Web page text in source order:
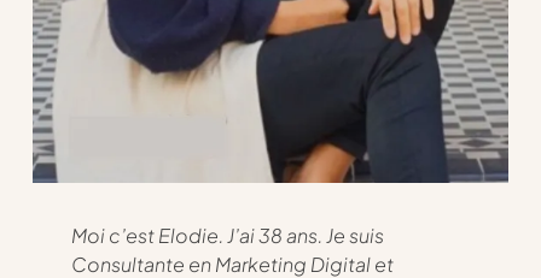
Moi c’est Elodie. J’ai 38 ans. Je suis
Consultante en Marketing Digital et